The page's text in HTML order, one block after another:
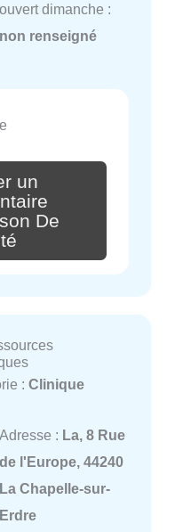
ouvert dimanche :
non renseigné
un
De
: Clinique
Adresse : La, 8 Rue
de l'Europe, 44240
La Chapelle-sur-
Erdre